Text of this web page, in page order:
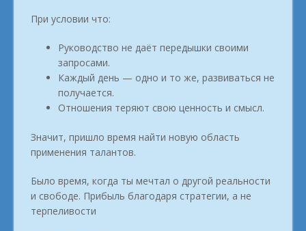
При условии что:
Руководство не даёт передышки своими
запросами.
Каждый день — одно и то же, развиваться не
получается.
Отношения теряют свою ценность и смысл.
Значит, пришло время найти новую область
применения талантов.
Было время, когда ты мечтал о другой реальности
и свободе. Прибыль благодаря стратегии, а не
терпеливости